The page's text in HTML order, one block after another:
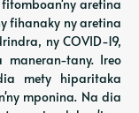
aretina
fihanaky ny aretina
ny COVID-19,
tany. Ireo
mety hiparitaka
mponina. Na dia